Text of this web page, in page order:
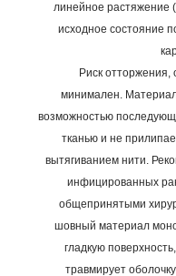
линейное растяжение
исходное состояние
Риск отторжения,
минимален.
возможностью
тканью и не
вытягиванием нити.
инфицированных
общепринятыми
шовный материал
гладкую
травмирует